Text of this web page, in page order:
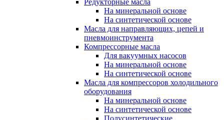
Редукторные масла
На минеральной основе
На синтетической основе
Масла для направляющих, цепей и
пневмоинструмента
Компрессорные масла
Для вакуумных насосов
На минеральной основе
На синтетической основе
Масла для компрессоров холодильного
оборудования
На минеральной основе
На синтетической основе
Полусинтетические